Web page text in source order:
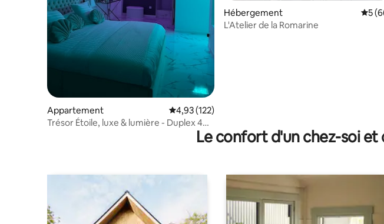
Appartement Évaluation moyenne sur la base de 122 commentaires
4,93 (122)
Trésor Étoile, luxe & lumière - Duplex 4
Hébergement
5
L'Atelier de la Romarine
Le confort d'un chez-soi